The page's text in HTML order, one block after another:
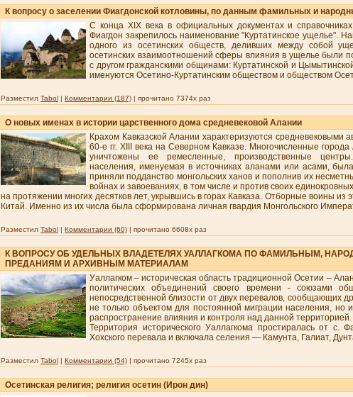
К вопросу о заселении Фиагдонской котловины, по данным фамильных и
С конца XIX века в официальных документах и
Фиагдон закрепилось наименование "Куртатинское ущелье".
одного из осетинских обществ, деливших между собой
осетинских взаимоотношений сферы влияния в ущелье были
с другом гражданскими общинами: Куртатинской и
именуются Осетино-Куртатинским обществом и обществом
Разместил Tabol | Комментарии (187) | прочитано 7374x раз
О новых именах в истории царственного дома средневековой Алании
Крахом Кавказской Алании характеризуются
60-е гг. XIII века на Северном Кавказе. Многочисленные
уничтожены ее ремесленные, производственные центры.
населения, именуемая в источниках аланами или асами,
приняли подданство монгольских ханов и пополнив их
войнах и завоеваниях, в том числе и против своих
на протяжении многих десятков лет, укрывшись в горах Кавказа. Отборные воины из
Китай. Именно из их числа была сформирована личная гвардия Монгольского
Разместил Tabol | Комментарии (60) | прочитано 6608x раз
К ВОПРОСУ ОБ УДЕЛЬНЫХ ВЛАДЕТЕЛЯХ УАЛЛАГКОМА ПО ФАМИЛЬНЫМ,
ПРЕДАНИЯМ И АРХИВНЫМ МАТЕРИАЛАМ
Уаллагком – историческая область традиционной Осетии –
политических объединений своего времени - союзами
непосредственной близости от двух перевалов, сообщающих
не только объектом для постоянной миграции населения, но
распространение влияния и контроля над данной территорией.
Территория исторического Уаллагкома простиралась от
Хохского перевала и включала селения — Камунта, Галиат,
Разместил Tabol | Комментарии (54) | прочитано 7245x раз
Осетинская религия; религия осетин (Ирон дин)